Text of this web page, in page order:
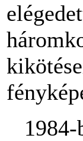
1984-